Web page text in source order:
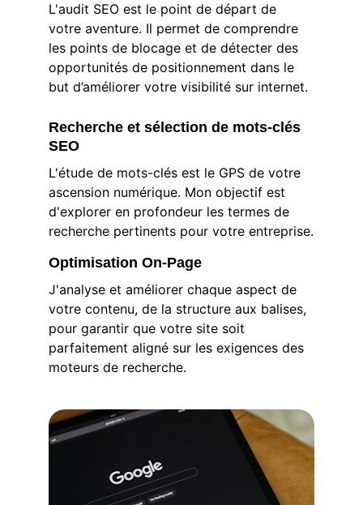
Recherche et sélection de mots-clés
SEO
L'étude de mots-clés est le GPS de votre
ascension numérique. Mon objectif est
d'explorer en profondeur les termes de
recherche pertinents pour votre entreprise.
Optimisation On-Page
J'analyse et améliorer chaque aspect de
votre contenu, de la structure aux balises,
pour garantir que votre site soit
parfaitement aligné sur les exigences des
moteurs de recherche.
L'audit SEO est le point de départ de
votre aventure. Il permet de comprendre
les points de blocage et de détecter des
opportunités de positionnement dans le
but d’améliorer votre visibilité sur internet.